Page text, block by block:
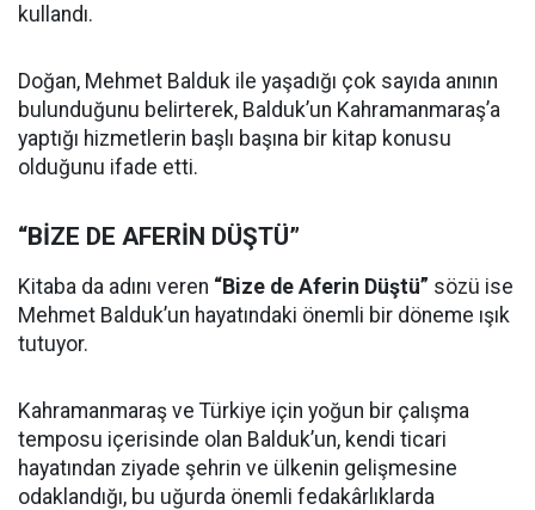
kullandı.
Doğan, Mehmet Balduk ile yaşadığı çok sayıda anının
bulunduğunu belirterek, Balduk’un Kahramanmaraş’a
yaptığı hizmetlerin başlı başına bir kitap konusu
olduğunu ifade etti.
“BİZE DE AFERİN DÜŞTÜ”
Kitaba da adını veren “Bize de Aferin Düştü” sözü ise
Mehmet Balduk’un hayatındaki önemli bir döneme ışık
tutuyor.
Kahramanmaraş ve Türkiye için yoğun bir çalışma
temposu içerisinde olan Balduk’un, kendi ticari
hayatından ziyade şehrin ve ülkenin gelişmesine
odaklandığı, bu uğurda önemli fedakârlıklarda